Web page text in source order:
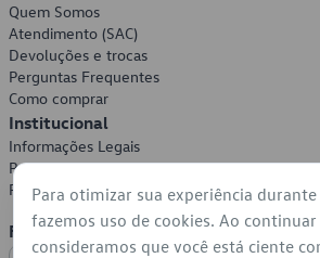
Quem Somos
Atendimento (SAC)
Devoluções e trocas
Perguntas Frequentes
Como comprar
Institucional
Informações Legais
Política de Privacidade
Política de Cookies
Formas de Pagamento
Para otimizar sua experiência durante
fazemos uso de cookies. Ao
consideramos que você está ciente